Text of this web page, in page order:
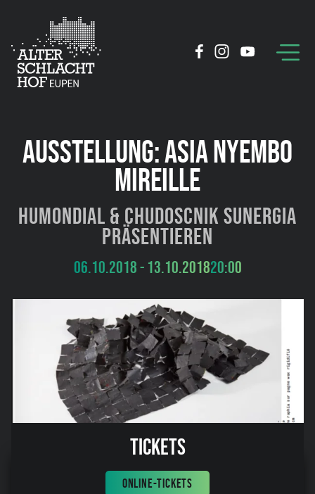
AUSSTELLUNG: ASIA NYEMBO
MIREILLE
humondial & Chudoscnik Sunergia
präsentieren
06.10.2018 - 13.10.201820:00
Tickets
ONLINE-TICKETS